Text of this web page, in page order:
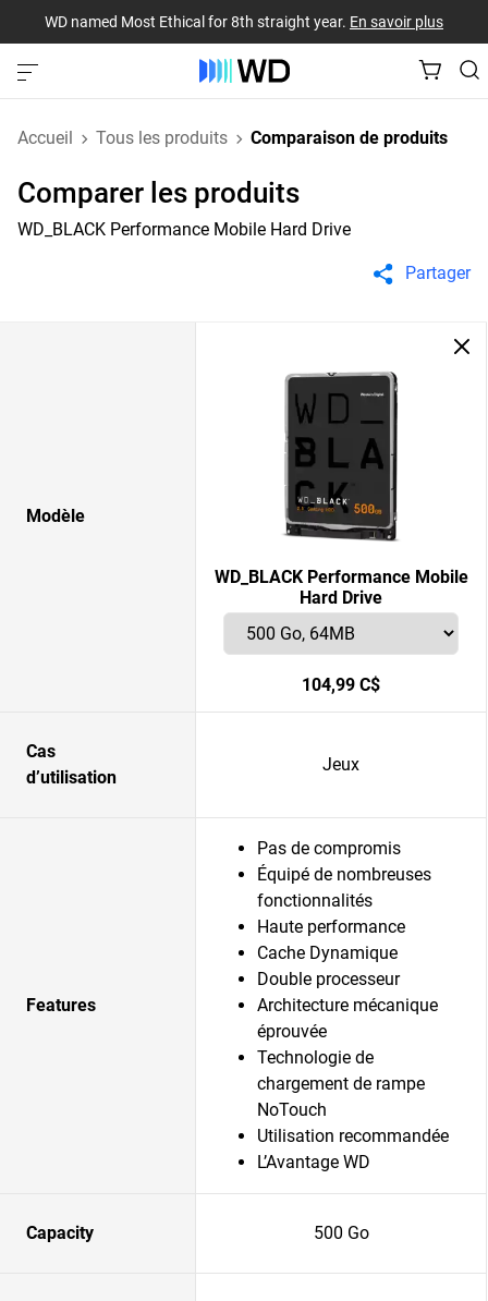
WD named Most Ethical for 8th straight year. En savoir plus
Accueil Tous les produits Comparaison de produits
Comparer les produits
WD_BLACK Performance Mobile Hard Drive
Partager
Modèle
WD_BLACK Performance Mobile
Hard Drive
104,99 C$
Cas
d’utilisation
Jeux
Features
Pas de compromis
Équipé de nombreuses
fonctionnalités
Haute performance
Cache Dynamique
Double processeur
Architecture mécanique
éprouvée
Technologie de
chargement de rampe
NoTouch
Utilisation recommandée
L’Avantage WD
Capacity 500 Go